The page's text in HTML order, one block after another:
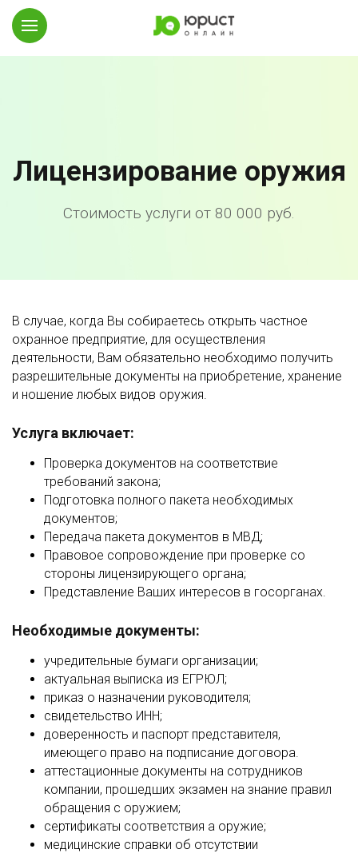
Лицензирование оружия
Стоимость услуги от 80 000 руб.
В случае, когда Вы собираетесь открыть частное
охранное предприятие, для осуществления
деятельности, Вам обязательно необходимо получить
разрешительные документы на приобретение, хранение
и ношение любых видов оружия.
Услуга включает:
Проверка документов на соответствие
требований закона;
Подготовка полного пакета необходимых
документов;
Передача пакета документов в МВД;
Правовое сопровождение при проверке со
стороны лицензирующего органа;
Представление Ваших интересов в госорганах.
Необходимые документы:
учредительные бумаги организации;
актуальная выписка из ЕГРЮЛ;
приказ о назначении руководителя;
свидетельство ИНН;
доверенность и паспорт представителя,
имеющего право на подписание договора.
аттестационные документы на сотрудников
компании, прошедших экзамен на знание правил
обращения с оружием;
сертификаты соответствия а оружие;
медицинские справки об отсутствии